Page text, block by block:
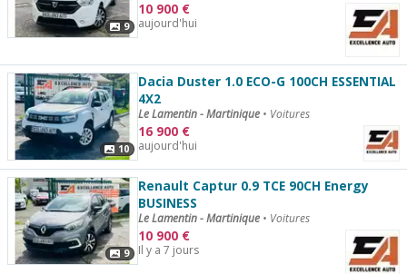
9
10 900 €
aujourd'hui
10
Dacia Duster 1.0 ECO-G 100CH ESSENTIAL
4X2
Le Lamentin - Martinique • Voitures
16 900 €
aujourd'hui
9
Renault Captur 0.9 TCE 90CH Energy
BUSINESS
Le Lamentin - Martinique • Voitures
10 900 €
Il y a 7 jours